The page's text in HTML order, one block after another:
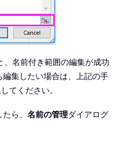
、名前付き範囲の編集が成功
集したい場合は、上記の手
てください。
ら、 名前の管理ダイアログ